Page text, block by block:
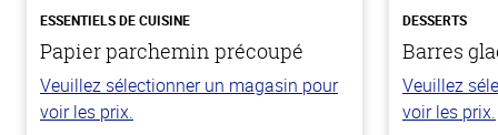
ESSENTIELS DE CUISINE
Papier parchemin précoupé
Veuillez sélectionner un magasin pour
voir les prix.
DESSERTS
Barres
Veuillez
voir les prix.